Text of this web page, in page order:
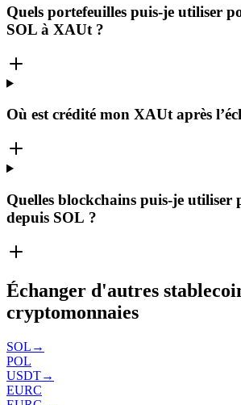
Quels portefeuilles puis-je utiliser
SOL à XAUt ?
Où est crédité mon XAUt après
Quelles blockchains puis-je utiliser
depuis SOL ?
Échanger d'autres
cryptomonnaies
SOL →
POL
USDT→
EURC